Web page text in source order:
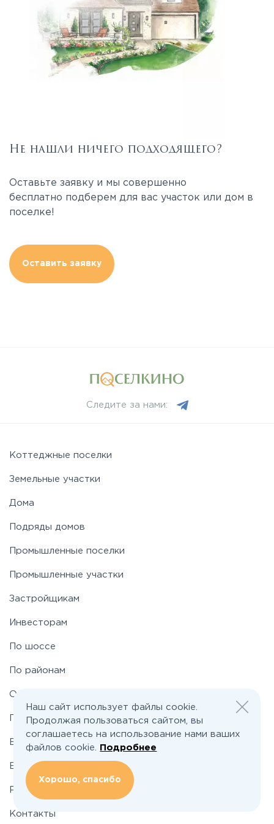
Не нашли ничего подходящего?
Оставьте заявку и мы совершенно
бесплатно подберем для вас участок или дом в
поселке!
Оставить заявку
Следите за нами:
Коттеджные поселки
Земельные участки
Дома
Подряды домов
Промышленные поселки
Промышленные участки
Застройщикам
Инвесторам
По шоссе
По районам
О проекте
Подбор земельного участка
Вакансии
Блог
Реклама и сотрудничество
Контакты
Наш сайт использует файлы cookie.
Продолжая пользоваться сайтом, вы
соглашаетесь на использование нами ваших
файлов cookie.
Подробнее
Хорошо, спасибо